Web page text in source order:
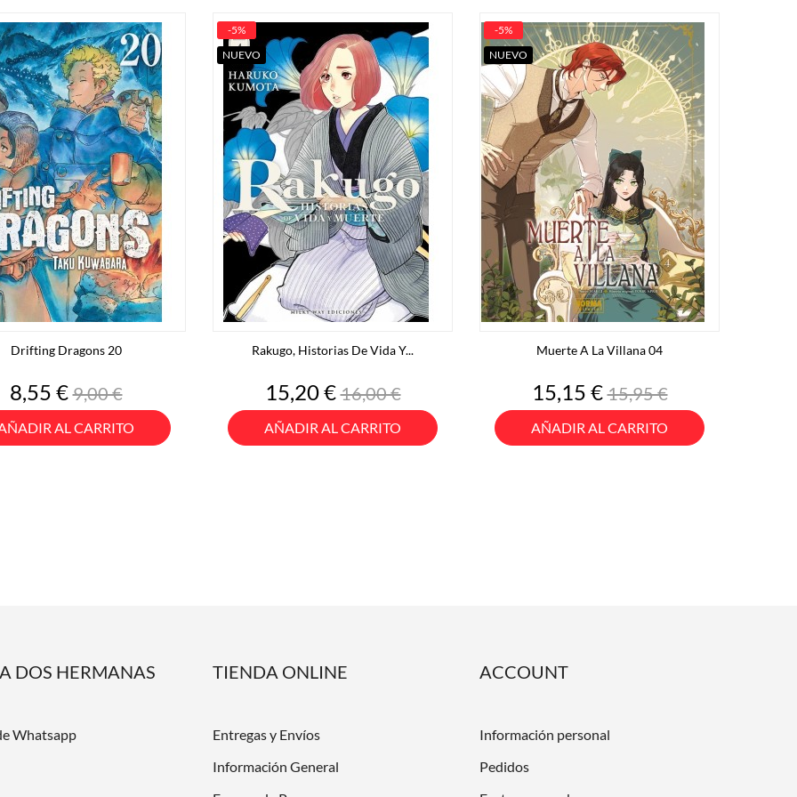
Drifting Dragons 20
Precio
8,55 €Precio
base
9,00 €
AL CARRITO
Rakugo, Historias De Vida Y...
Precio
15,20 €Precio
base
16,00 €
AÑADIR AL CARRITO
-5%
NUEVO
Muerte A La Villana 04
Precio
15,15 €Precio
base
15,95 €
AÑADIR AL CARRITO
-5%
NUEVO
DOS HERMANAS
Whatsapp
TIENDA ONLINE
Entregas y Envíos
Información General
ACCOUNT
Información personal
Pedidos